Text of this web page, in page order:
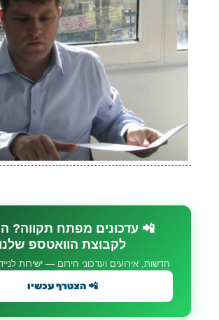
📲 עדכונים מפתח תקווה?
לקבוצת הוואטספ שלנו
חדשות, אירועים ועדכוני חירום — ישירות
📲 הצטרף עכשיו